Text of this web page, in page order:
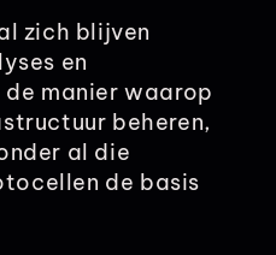
zich blijven
en
manier waarop
beheren,
al die
de basis